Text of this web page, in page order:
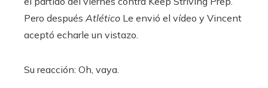
Pero después Atlético Le envió el vídeo y Vincent
aceptó echarle un vistazo.
Su reacción: Oh, vaya.